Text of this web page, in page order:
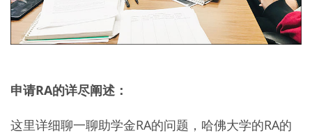
申请RA的详尽阐述：
这里详细聊一聊助学金RA的问题，哈佛大学的RA的